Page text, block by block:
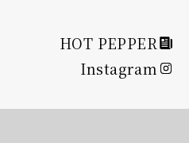
HOT PEPPER
Instagram